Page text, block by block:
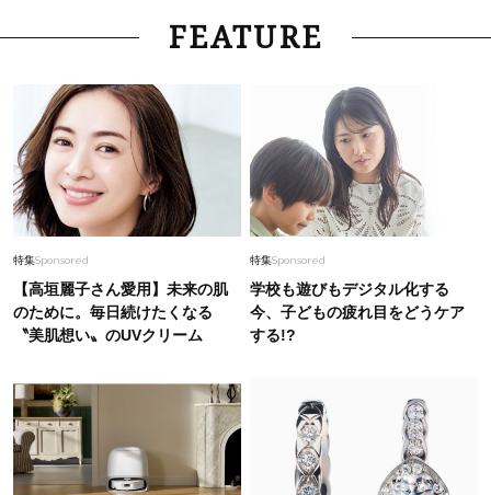
FEATURE
特集Sponsored
【高垣麗子さん愛用】未来の肌
のために。毎日続けたくなる
〝美肌想い〟のUVクリーム
特集Sponsored
学校も遊びもデジタル化する
今、子どもの疲れ目をどうケア
する!?